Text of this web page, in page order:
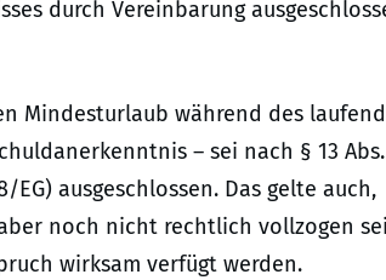
durch Vereinbarung
Mindesturlaub während des
– sei nach § 13 Abs.
EG) ausgeschlossen. Das gelte auch,
noch nicht rechtlich vollzogen
wirksam verfügt werden.